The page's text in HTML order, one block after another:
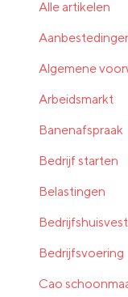
Alle artikelen
Algemene
Arbeidsmarkt
Banenafspraak
Bedrijf starten
Belastingen
Bedrijfsvoering
Cao